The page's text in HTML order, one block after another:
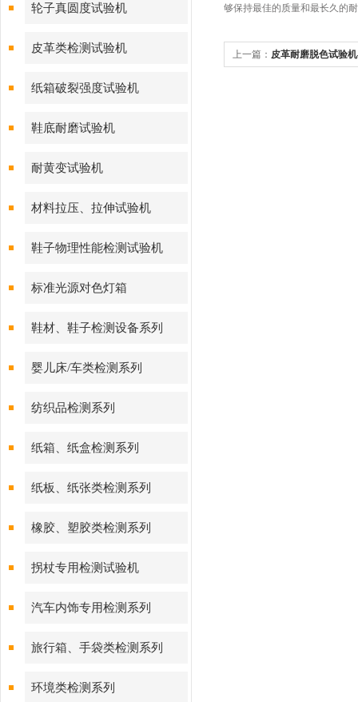
轮子真圆度试验机
皮革类检测试验机
纸箱破裂强度试验机
鞋底耐磨试验机
耐黄变试验机
材料拉压、拉伸试验机
鞋子物理性能检测试验机
标准光源对色灯箱
鞋材、鞋子检测设备系列
婴儿床/车类检测系列
纺织品检测系列
纸箱、纸盒检测系列
纸板、纸张类检测系列
橡胶、塑胶类检测系列
拐杖专用检测试验机
汽车内饰专用检测系列
旅行箱、手袋类检测系列
环境类检测系列
够保持最佳的质量和最长久的
上一篇： 皮革耐磨脱色试验